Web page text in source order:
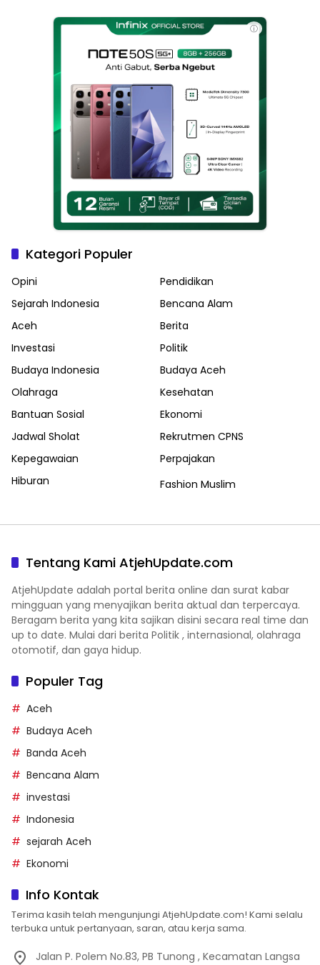
ⓘ
Kategori Populer
Opini
Pendidikan
Sejarah Indonesia
Bencana Alam
Aceh
Berita
Investasi
Politik
Budaya Indonesia
Budaya Aceh
Olahraga
Kesehatan
Bantuan Sosial
Ekonomi
Jadwal Sholat
Rekrutmen CPNS
Kepegawaian
Perpajakan
Hiburan
Fashion Muslim
Tentang Kami AtjehUpdate.com
AtjehUpdate adalah portal berita online dan surat kabar
mingguan yang menyajikan berita aktual dan terpercaya.
Beragam berita yang kita sajikan disini secara real time dan
up to date. Mulai dari berita Politik , internasional, olahraga
otomotif, dan gaya hidup.
Populer Tag
Aceh
Budaya Aceh
Banda Aceh
Bencana Alam
investasi
Indonesia
sejarah Aceh
Ekonomi
Info Kontak
Terima kasih telah mengunjungi AtjehUpdate.com! Kami selalu
terbuka untuk pertanyaan, saran, atau kerja sama.
Jalan P. Polem No.83, PB Tunong , Kecamatan Langsa